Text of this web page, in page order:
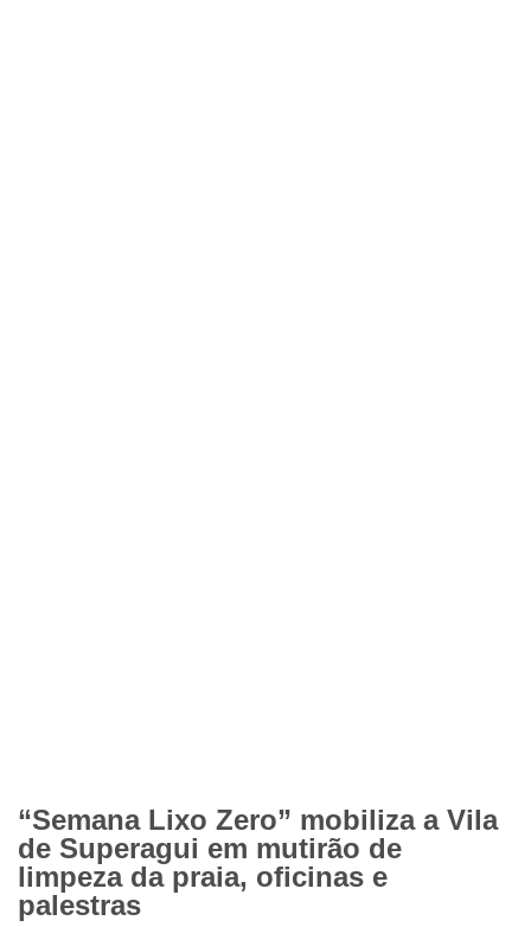
“Semana Lixo Zero” mobiliza a Vila
de Superagui em mutirão de
limpeza da praia, oficinas e
palestras